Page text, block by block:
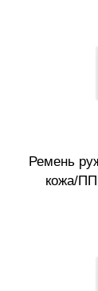
Ремень
кожа/